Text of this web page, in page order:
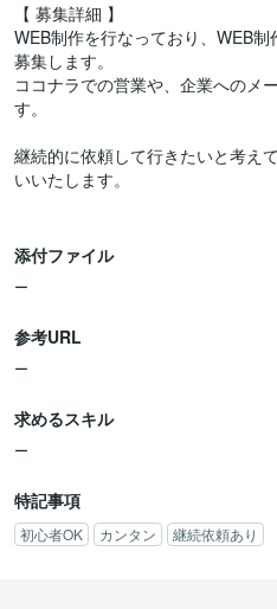
【 募集詳細 】
WEB制作を行なっており、WEB
募集します。
ココナラでの営業や、企業へのメ
す。
継続的に依頼して行きたいと考え
いいたします。
添付ファイル
ー
参考URL
ー
求めるスキル
ー
特記事項
初心者OK カンタン 継続依頼あり